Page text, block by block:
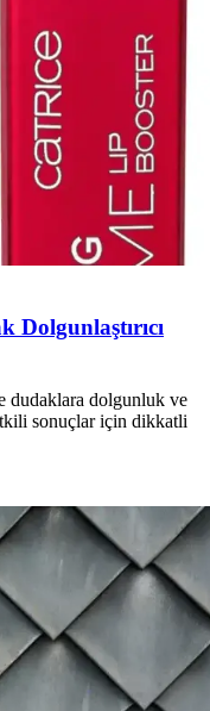
Dolgunlaştırıcı
dudaklara dolgunluk ve
sonuçlar için dikkatli